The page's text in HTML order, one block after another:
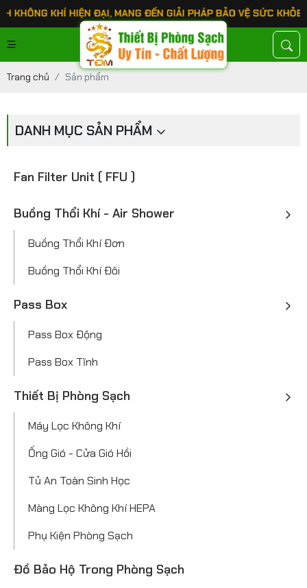
KHÍ HIỆN ĐẠI, MANG ĐẾN GIẢI PHÁP BẢO VỆ SỨC KHỎE TỐI
Trang chủ Sản phẩm
DANH MỤC SẢN PHẨM
Fan Filter Unit ( FFU )
Buồng Thổi Khí - Air Shower
Buồng Thổi Khí Đơn
Buồng Thổi Khí Đôi
Pass Box
Pass Box Động
Pass Box Tĩnh
Thiết Bị Phòng Sạch
Máy Lọc Không Khí
Ống Gió - Cửa Gió Hồi
Tủ An Toàn Sinh Học
Màng Lọc Không Khí HEPA
Phụ Kiện Phòng Sạch
Đồ Bảo Hộ Trong Phòng Sạch